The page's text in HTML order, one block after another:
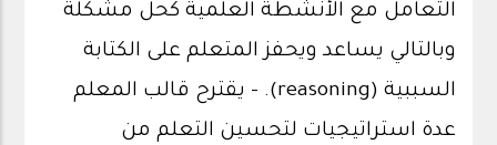
التعامل مع الأنشطة العلمية كحل مشكلة
وبالتالي يساعد ويحفز المتعلم على الكتابة
السببية (reasoning). - يقترح قالب المعلم
عدة استراتيجيات لتحسين التعلم من